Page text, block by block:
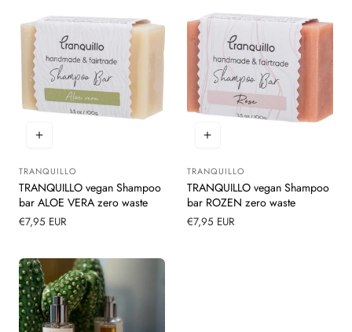
Leverancier:
TRANQUILLO
TRANQUILLO vegan Shampoo
bar ALOE VERA zero waste
Normale
€7,95 EUR
Leverancier:
TRANQUILLO
TRANQUILLO vegan Shampoo
bar ROZEN zero waste
Normale
€7,95 EUR